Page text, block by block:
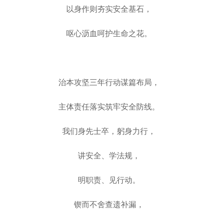
以身作则夯实安全基石，
呕心沥血呵护生命之花。
治本攻坚三年行动谋篇布局，
主体责任落实筑牢安全防线。
我们身先士卒，躬身力行，
讲安全、学法规，
明职责、见行动。
锲而不舍查遗补漏，